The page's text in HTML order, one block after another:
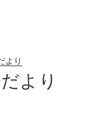
より
より